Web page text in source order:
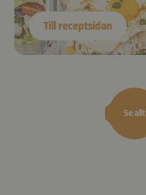
Se allt
Till receptsidan